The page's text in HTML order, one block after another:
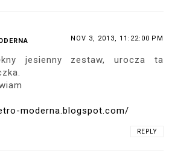
NOV 3, 2013, 11:22:00 PM
jesienny zestaw, urocza ta
moderna.blogspot.com/
REPLY